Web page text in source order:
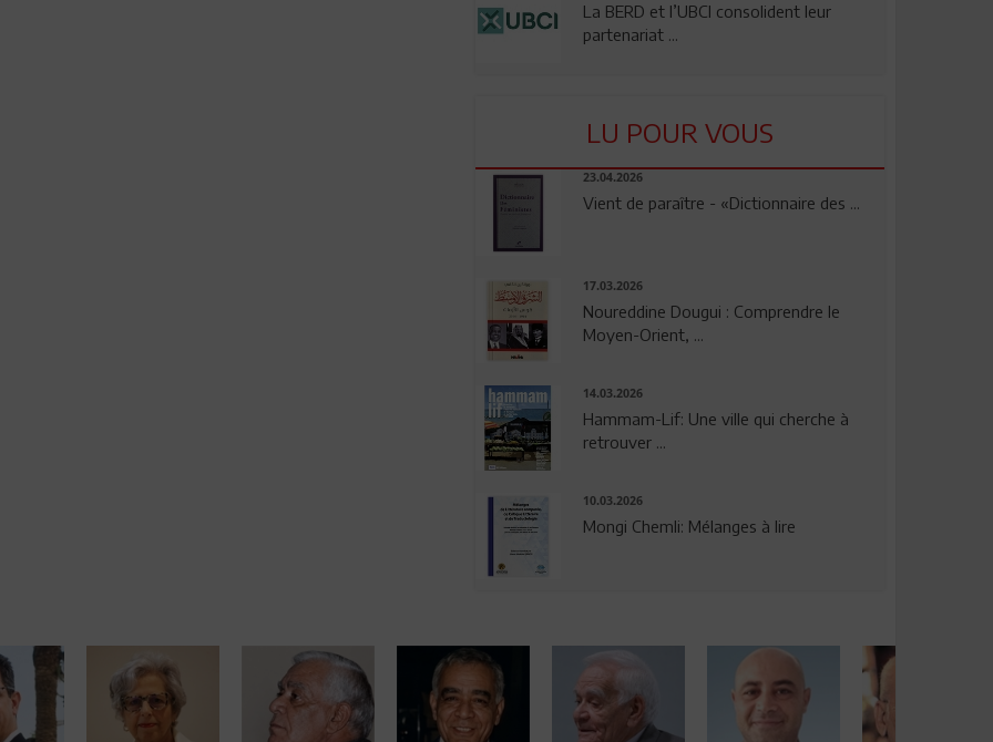
La BERD et l’UBCI consolident leur
partenariat ...
LU POUR VOUS
23.04.2026
Vient de paraître - «Dictionnaire des ...
17.03.2026
Noureddine Dougui : Comprendre le
Moyen-Orient, ...
14.03.2026
Hammam-Lif: Une ville qui cherche à
retrouver ...
10.03.2026
Mongi Chemli: Mélanges à lire